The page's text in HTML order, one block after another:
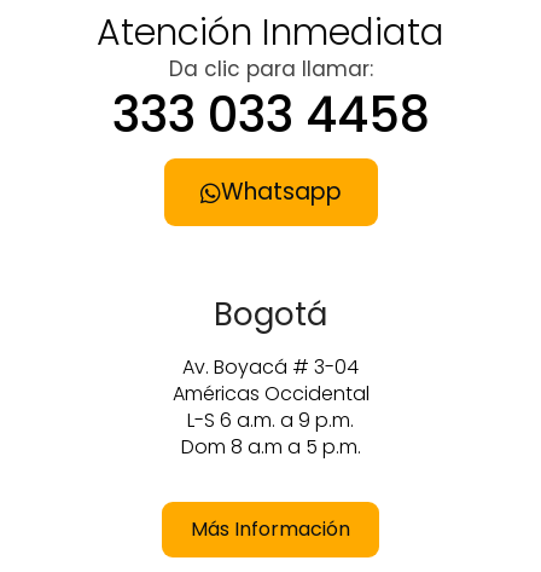
Atención Inmediata
Da clic para llamar:
333 033 4458
Whatsapp
Bogotá
Av. Boyacá # 3-04
Américas Occidental
L-S 6 a.m. a 9 p.m.
Dom 8 a.m a 5 p.m.
Más Información